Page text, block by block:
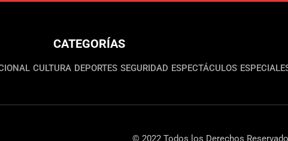
CATEGORÍAS
CULTURA DEPORTES SEGURIDAD ESPECTÁCULOS
© 2022 Todos los Derechos